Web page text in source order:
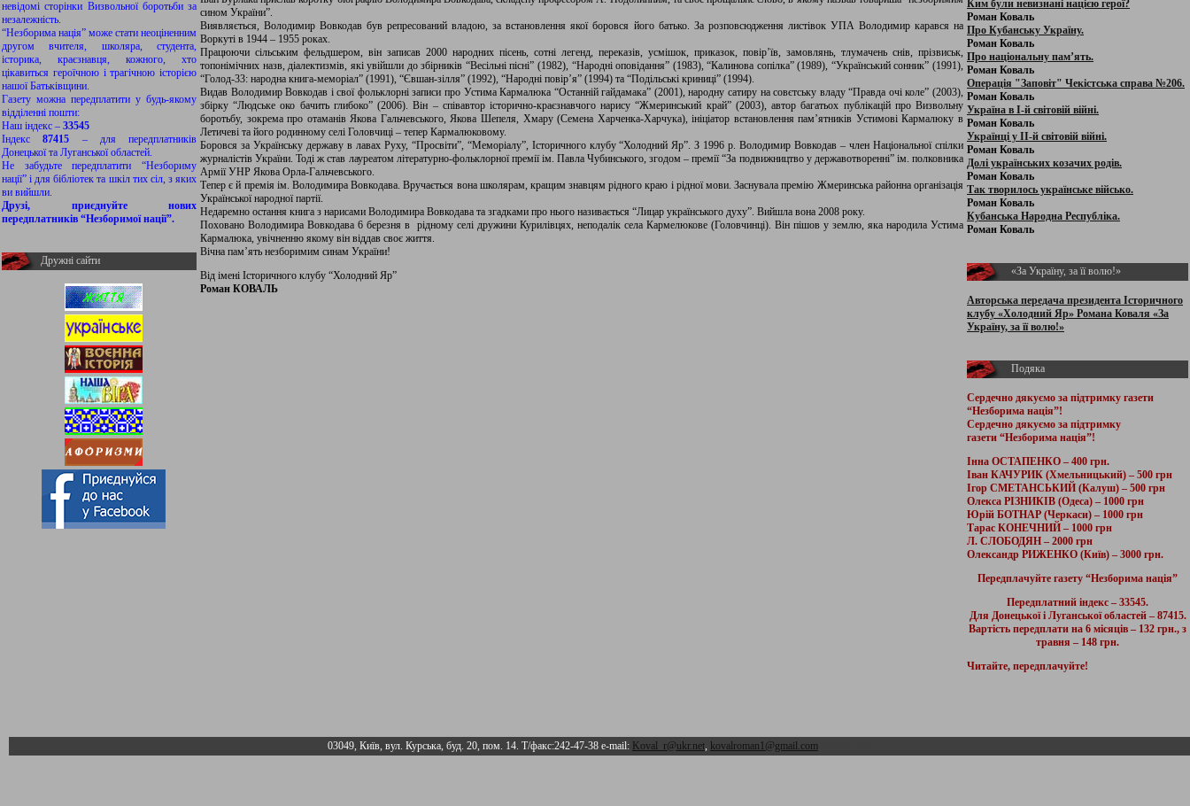
невідомі сторінки Визвольної боротьби за
незалежність.
“Незборима нація” може стати неоціненним
другом вчителя, школяра, студента,
історика, краєзнавця, кожного, хто
цікавиться героїчною і трагічною історією
нашої Батьківщини.
Газету можна передплатити у будь-якому
відділенні пошти:
Наш індекс – 33545
Індекс87415 – для передплатників
Донецької та Луганської областей.
Не забудьте передплатити “Незбориму
нації” і для бібліотек та шкіл тих сіл, з яких
ви вийшли.
Друзі, приєднуйте нових
передплатників “Незборимої нації”.
Дружні сайти
сином України”.
Виявляється, Володимир Вовкодав був репресований владою, за встановлення якої боровся його батько. За розповсюдження листівок УПА Володимир карався на
Воркуті в 1944 – 1955 роках.
Працюючи сільським фельдшером, він записав 2000 народних пісень, сотні легенд, переказів, усмішок, приказок, повір’їв, замовлянь, тлумачень снів, прізвиськ,
топонімічних назв, діалектизмів, які увійшли до збірників “Весільні пісні” (1982), “Народні оповідання” (1983), “Калинова сопілка” (1989), “Український сонник” (1991),
“Голод-33: народна книга-меморіал” (1991), “Євшан-зілля” (1992), “Народні повір’я” (1994) та “Подільські криниці” (1994).
Видав Володимир Вовкодав і свої фольклорні записи про Устима Кармалюка “Останній гайдамака” (2001), народну сатиру на совєтську владу “Правда очі коле” (2003),
збірку “Людське око бачить глибоко” (2006). Він – співавтор історично-краєзнавчого нарису “Жмеринський край” (2003), автор багатьох публікацій про Визвольну
боротьбу, зокрема про отаманів Якова Гальчевського, Якова Шепеля, Хмару (Семена Харченка-Харчука), ініціатор встановлення пам’ятників Устимові Кармалюку в
Летичеві та його родинному селі Головчиці – тепер Кармалюковому.
Боровся за Українську державу в лавах Руху, “Просвіти”, “Меморіалу”, Історичного клубу “Холодний Яр”. З 1996 р. Володимир Вовкодав – член Національної спілки
журналістів України. Тоді ж став лауреатом літературно-фольклорної премії ім. Павла Чубинського, згодом – премії “За подвижництво у державотворенні” ім. полковника
Армії УНР Якова Орла-Гальчевського.
Тепер є й премія ім. Володимира Вовкодава. Вручається вона школярам, кращим знавцям рідного краю і рідної мови. Заснувала премію Жмеринська районна організація
Української народної партії.
Недаремно остання книга з нарисами Володимира Вовкодава та згадками про нього називається “Лицар українського духу”. Вийшла вона 2008 року.
Поховано Володимира Вовкодава 6 березня в рідному селі дружини Курилівцях, неподалік села Кармелюкове (Головчинці). Він пішов у землю, яка народила Устима
Кармалюка, увічненню якому він віддав своє життя.
Вічна пам’ять незборимим синам України!
Від імені Історичного клубу “Холодний Яр”
Роман КОВАЛЬ
Ким були невизнані нацією герої?
Роман Коваль
Про Кубанську Україну.
Роман Коваль
Про національну пам’ять.
Роман Коваль
Операція "Заповіт" Чекістська справа №206.
Роман Коваль
Україна в І-й світовій війні.
Роман Коваль
Українці у ІІ-й світовій війні.
Роман Коваль
Долі українських козачих родів.
Роман Коваль
Так творилось українське військо.
Роман Коваль
Кубанська Народна Республіка.
Роман Коваль
«За Україну, за її волю!»
Авторська передача президента Історичного
клубу «Холодний Яр» Романа Коваля «За
Україну, за її волю!»
Подяка
Сердечно дякуємо за підтримку газети
“Незборима нація”!
Сердечно дякуємо за підтримку
газети “Незборима нація”!
Інна ОСТАПЕНКО – 400 грн.
Іван КАЧУРИК (Хмельницький) – 500 грн
Ігор СМЕТАНСЬКИЙ (Калуш) – 500 грн
Олекса РІЗНИКІВ (Одеса) – 1000 грн
Юрій БОТНАР (Черкаси) – 1000 грн
Тарас КОНЕЧНИЙ – 1000 грн
Л. СЛОБОДЯН – 2000 грн
Олександр РИЖЕНКО (Київ) – 3000 грн.
Передплачуйте газету “Незборима нація”
Передплатний індекс – 33545.
Для Донецької і Луганської областей – 87415.
Вартість передплати на 6 місяців – 132 грн., з
травня – 148 грн.
Читайте, передплачуйте!
03049, Київ, вул. Курська, буд. 20, пом. 14. Т/факс:242-47-38 e-mail: Koval_r@ukr.net, kovalroman1@gmail.com